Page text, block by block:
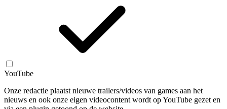
YouTube
Onze redactie plaatst nieuwe trailers/videos van games aan het
nieuws en ook onze eigen videocontent wordt op YouTube gezet en